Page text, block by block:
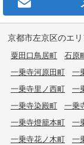
京都市左京区のエ
粟田口鳥居町 石原
一乗寺河原田町
一
一乗寺里ノ西町
一
一乗寺染殿町
一乗
一乗寺燈籠本町
一
一乗寺花ノ木町
一